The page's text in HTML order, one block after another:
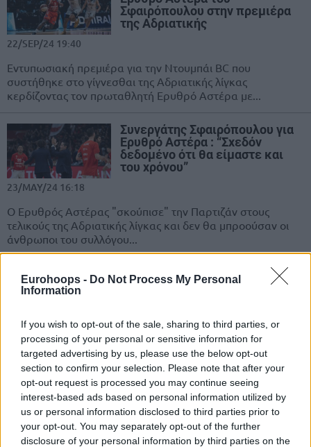
Eurohoops - Do Not Process My Personal
Information
If you wish to opt-out of the sale, sharing to third parties, or
processing of your personal or sensitive information for
targeted advertising by us, please use the below opt-out
section to confirm your selection. Please note that after your
opt-out request is processed you may continue seeing
interest-based ads based on personal information utilized by
us or personal information disclosed to third parties prior to
your opt-out. You may separately opt-out of the further
disclosure of your personal information by third parties on the
Σφαιρόπουλου στην πρεμιέρα
της Αδριατικής
22/SEP/24 19:40
Εντυπωσιακή πρεμιέρα για την Ντουμπάι BC που
συστήθηκε στο γίγνεσθαι της Αδριατικής λίγκας
κερδίζοντας τον πρωταθλητή Ερυθρό Αστέρα με...
Συνεργάτης Σφαιρόπουλου για
Ερυθρό Αστέρα : “Σχεδόν
δεδομένο ότι θα είμαστε και
του χρόνου”
23/MAY/24 16:18
Ο Ερυθρός Αστέρας "σκούπισε" την Παρτιζάν στους
τελικούς της Αδριατικής λίγκας και δεν θα μπροούσαν οι
άνθρωποι του συλλόγου...
Παρτιζάν: Την πάτησε στην
Ποντγκόριτσα και… αναβολή
07/MAY/24 21:00
Πολύ σκληρή για να πεθάνει η Μπουντούτσνοστ, έφερε τη
σειρά των ημιτελικών με την Παρτιζάν στα ίσα στο
Μαυροβούνιο...
Παρτιζάν: Ζόρικη νίκη στην
Αδριατική πριν τον Ολυμπιακό
24/MAR/24 19:04